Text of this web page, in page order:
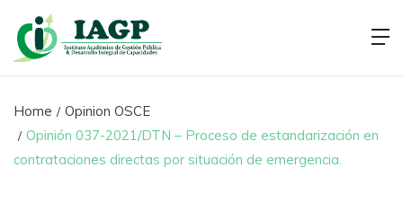
Home
Opinion OSCE
Opinión 037-2021/DTN – Proceso de estandarización en
contrataciones directas por situación de emergencia.